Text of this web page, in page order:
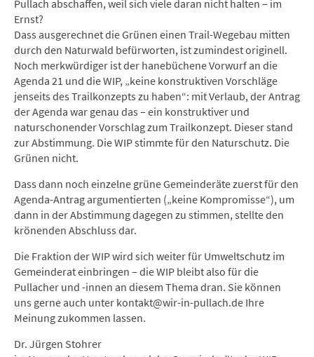
Pullach abschaffen, weil sich viele daran nicht halten – im
Ernst?
Dass ausgerechnet die Grünen einen Trail-Wegebau mitten
durch den Naturwald befürworten, ist zumindest originell.
Noch merkwürdiger ist der hanebüchene Vorwurf an die
Agenda 21 und die WIP, „keine konstruktiven Vorschläge
jenseits des Trailkonzepts zu haben“: mit Verlaub, der Antrag
der Agenda war genau das – ein konstruktiver und
naturschonender Vorschlag zum Trailkonzept. Dieser stand
zur Abstimmung. Die WIP stimmte für den Naturschutz. Die
Grünen nicht.
Dass dann noch einzelne grüne Gemeinderäte zuerst für den
Agenda-Antrag argumentierten („keine Kompromisse“), um
dann in der Abstimmung dagegen zu stimmen, stellte den
krönenden Abschluss dar.
Die Fraktion der WIP wird sich weiter für Umweltschutz im
Gemeinderat einbringen – die WIP bleibt also für die
Pullacher und -innen an diesem Thema dran. Sie können
uns gerne auch unter kontakt@wir-in-pullach.de Ihre
Meinung zukommen lassen.
Dr. Jürgen Stohrer